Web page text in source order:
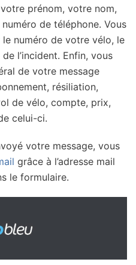
prénom, votre nom,
de téléphone. Vous
numéro de votre vélo, le
l’incident. Enfin, vous
de votre message
résiliation,
de vélo, compte, prix,
celui-ci.
votre message, vous
grâce à l’adresse mail
le formulaire.